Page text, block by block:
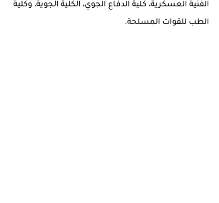
الفنية العسكرية، كلية الدفاع الجوي، الكلية الجوية، وكلية
الطب للقوات المسلحة.